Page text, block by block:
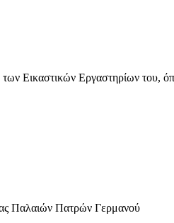
Eικαστικών Eργαστηρίων του,
Παλαιών Πατρών Γερμανού